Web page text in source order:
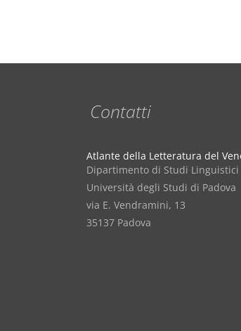
Contatti
Atlante della Letteratura del
Dipartimento di Studi
Università degli Studi di Padova
via E. Vendramini, 13
35137 Padova